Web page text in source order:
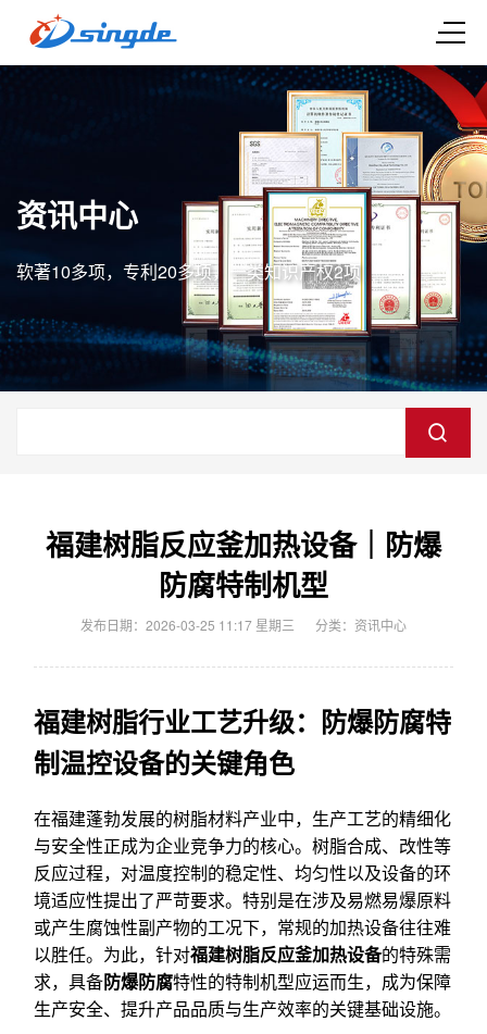
资讯中心
软著10多项，专利20多项，一类知识产权2项
福建树脂反应釜加热设备｜防爆
防腐特制机型
发布日期：2026-03-25 11:17 星期三 分类： 资讯中心
福建树脂行业工艺升级：防爆防腐特
制温控设备的关键角色
在福建蓬勃发展的树脂材料产业中，生产工艺的精细化
与安全性正成为企业竞争力的核心。树脂合成、改性等
反应过程，对温度控制的稳定性、均匀性以及设备的环
境适应性提出了严苛要求。特别是在涉及易燃易爆原料
或产生腐蚀性副产物的工况下，常规的加热设备往往难
以胜任。为此，针对福建树脂反应釜加热设备的特殊需
求，具备防爆防腐特性的特制机型应运而生，成为保障
生产安全、提升产品品质与生产效率的关键基础设施。